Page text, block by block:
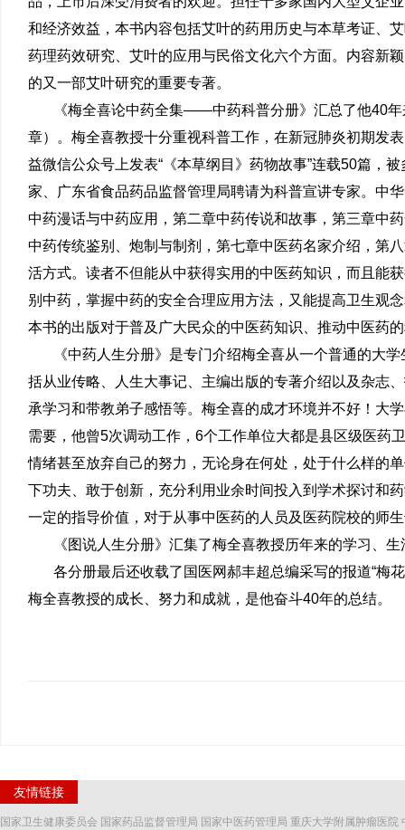
和经济效益，本书内容包括艾叶的药用历史与本草考证、
药理药效研究、艾叶的应用与民俗文化六个方面。内容新
的又一部艾叶研究的重要专著。
《梅全喜论中药全集——中药科普分册》汇总了他40
章）。梅全喜教授十分重视科普工作，在新冠肺炎初期发
益微信公众号上发表“《本草纲目》药物故事”连载50篇，
家、广东省食品药品监督管理局聘请为科普宣讲专家。中
中药漫话与中药应用，第二章中药传说和故事，第三章中
中药传统鉴别、炮制与制剂，第七章中医药名家介绍，第
活方式。读者不但能从中获得实用的中医药知识，而且能
别中药，掌握中药的安全合理应用方法，又能提高卫生观
本书的出版对于普及广大民众的中医药知识、推动中医药
《中药人生分册》是专门介绍梅全喜从一个普通的大
括从业传略、人生大事记、主编出版的专著介绍以及杂志
承学习和带教弟子感悟等。梅全喜的成才环境并不好！大
需要，他曾5次调动工作，6个工作单位大都是县区级医药
情绪甚至放弃自己的努力，无论身在何处，处于什么样的
下功夫、敢于创新，充分利用业余时间投入到学术探讨和
一定的指导价值，对于从事中医药的人员及医药院校的师
《图说人生分册》汇集了梅全喜教授历年来的学习、
各分册最后还收载了国医网郝丰超总编采写的报道“
梅全喜教授的成长、努力和成就，是他奋斗40年的总结。
友情链接
国家卫生健康委员会 国家药品监督管理局 国家中医药管理局 重庆大学附属肿瘤医院